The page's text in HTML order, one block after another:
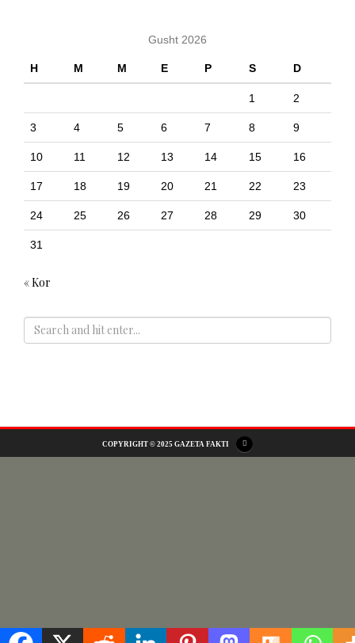
Gusht 2026
H M M E P S D
1 2
3 4 5 6 7 8 9
10 11 12 13 14 15 16
17 18 19 20 21 22 23
24 25 26 27 28 29 30
31
« Kor
COPYRIGHT © 2025 GAZETA FAKTI